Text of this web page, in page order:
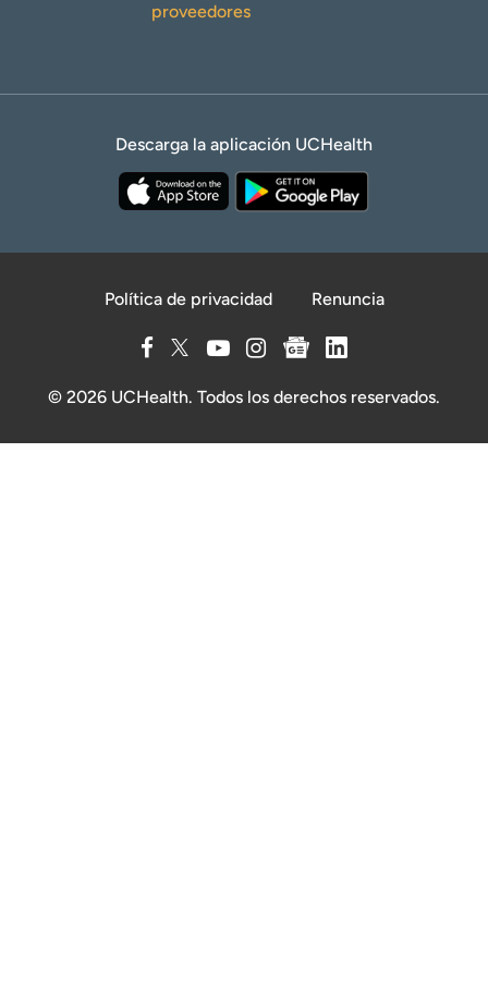
proveedores
Descarga la aplicación UCHealth
Política de privacidad Renuncia
© 2026 UCHealth. Todos los derechos reservados.